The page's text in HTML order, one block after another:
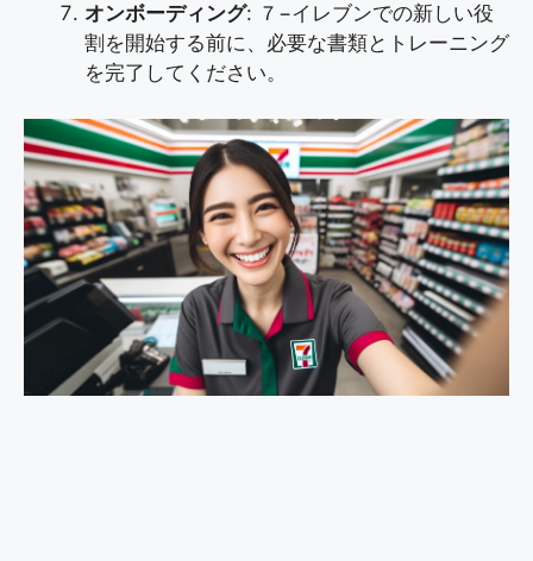
オンボーディング: ７−イレブンでの新しい役
割を開始する前に、必要な書類とトレーニング
を完了してください。